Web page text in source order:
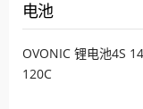
电池
OVONIC 锂电池4S
120C